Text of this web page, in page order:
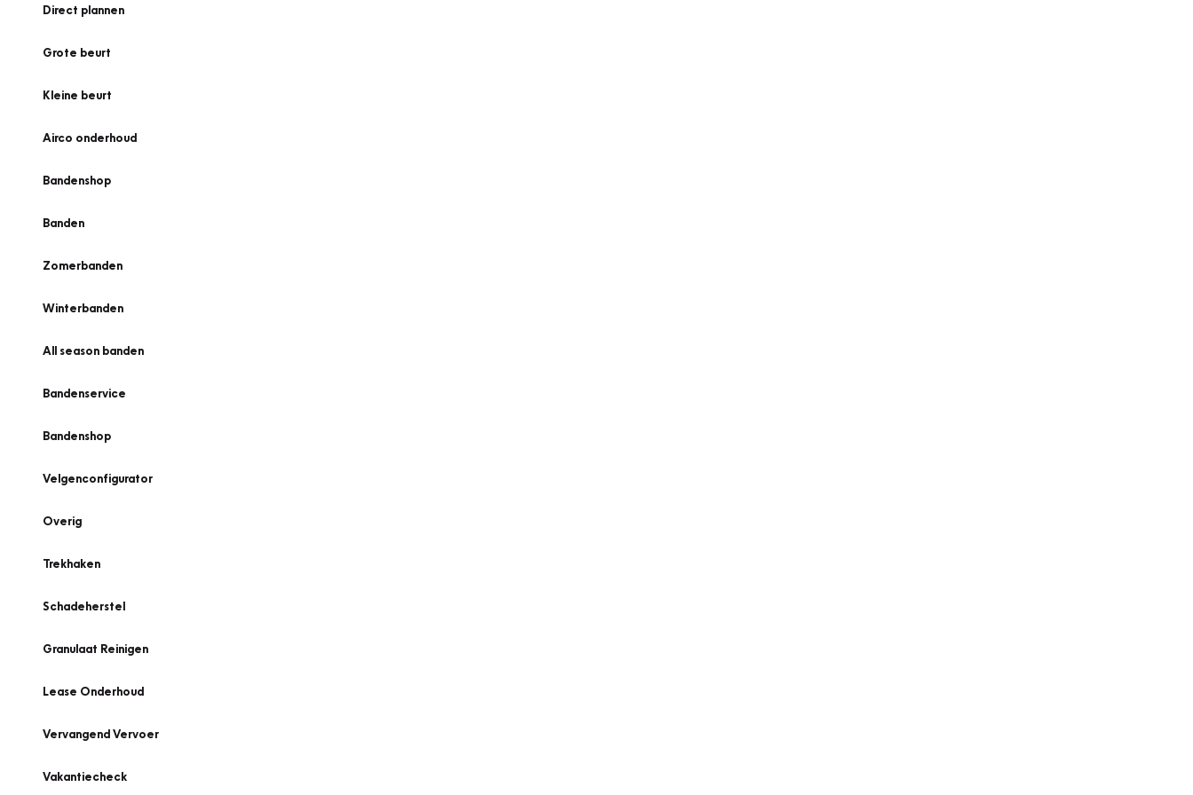
Direct plannen
Grote beurt
Kleine beurt
Airco onderhoud
Bandenshop
Banden
Zomerbanden
Winterbanden
All season banden
Bandenservice
Bandenshop
Velgenconfigurator
Overig
Trekhaken
Schadeherstel
Granulaat Reinigen
Lease Onderhoud
Vervangend Vervoer
Vakantiecheck